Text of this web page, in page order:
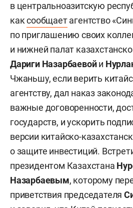
в центральноазитскую
каксообщаетагентство
по приглашению своих
и нижней палат
Дариги Назарбаевойи
Чжаньшу, если верить
агентству, дал наказ
важные договоренности,
государств, и ускорить
версии китайско-
о защите инвестиций.
президентом Казахстана
Назарбаевым, которому
приветствия председателя